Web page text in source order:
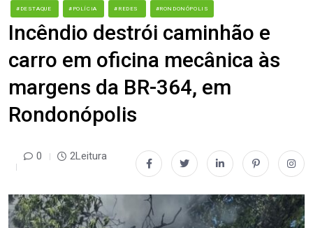
#DESTAQUE #POLÍCIA #REDES #RONDONÓPOLIS
Incêndio destrói caminhão e
carro em oficina mecânica às
margens da BR-364, em
Rondonópolis
0 2Leitura